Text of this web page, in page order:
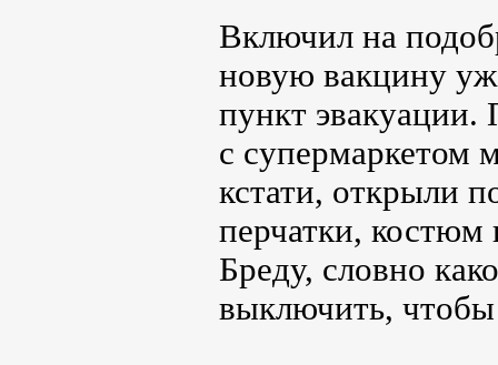
Включил на
новую вакцину
пункт эвакуации.
с супермаркетом
кстати, открыли
перчатки, костюм
Бреду, словно
выключить, чтобы